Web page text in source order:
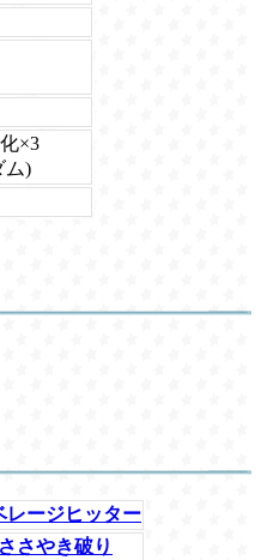
×3
ム)
レージヒッター
ささやき破り